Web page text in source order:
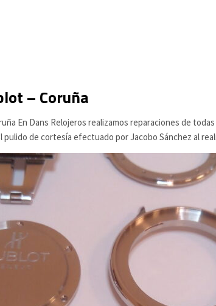
– Coruña
En Dans Relojeros realizamos reparaciones de
pulido de cortesía efectuado por Jacobo Sánchez al